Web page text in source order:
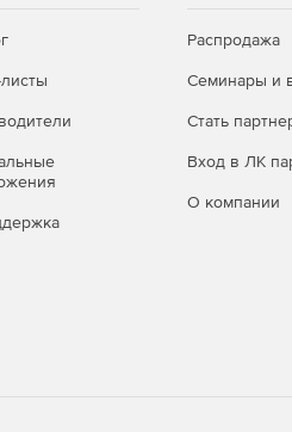
Распродажа
Семинары и
Стать
Вход в ЛК
О компании